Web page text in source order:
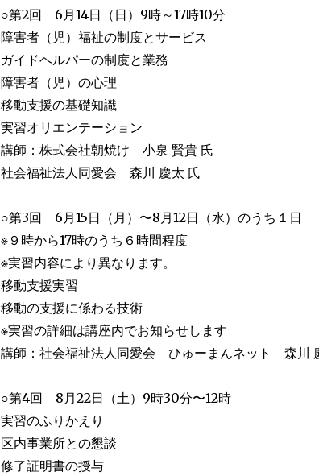
○第2回 6月14日（日）9時～17時10分
障害者（児）福祉の制度とサービス
ガイドヘルパーの制度と業務
障害者（児）の心理
移動支援の基礎知識
実習オリエンテーション
講師：株式会社朝焼け 小泉 賢貴 氏
社会福祉法人同愛会 森川 慶太 氏
○第3回 6月15日（月）〜8月12日（水）のうち１日
※９時から17時のうち６時間程度
※実習内容により異なります。
移動支援実習
移動の支援に係わる技術
※実習の詳細は講座内でお知らせします
講師：社会福祉法人同愛会 ひゅーまんネット 森川
○第4回 8月22日（土）9時30分〜12時
実習のふりかえり
区内事業所との懇談
修了証明書の授与